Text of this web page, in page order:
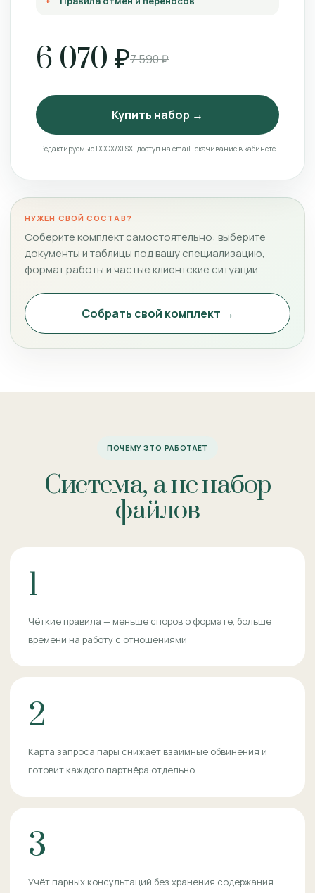
6 070 ₽7 590 ₽
Купить набор →
Редактируемые DOCX/XLSX · доступ на email · скачивание в кабинете
НУЖЕН СВОЙ СОСТАВ?
Соберите комплект самостоятельно: выберите
документы и таблицы под вашу специализацию,
формат работы и частые клиентские ситуации.
Собрать свой комплект →
ПОЧЕМУ ЭТО РАБОТАЕТ
Система, а не набор
файлов
1
Чёткие правила — меньше споров о формате, больше
времени на работу с отношениями
2
Карта запроса пары снижает взаимные обвинения и
готовит каждого партнёра отдельно
3
Учёт парных консультаций без хранения содержания